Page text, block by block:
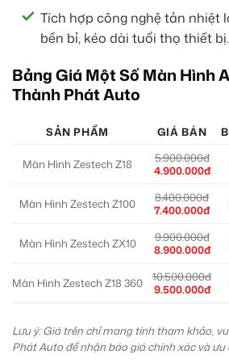
Tích hợp công nghệ tản nhiệt
bền bỉ, kéo dài tuổi thọ thiết bị.
Bảng Giá Một Số Màn Hình
Thành Phát Auto
SẢN PHẨM GIÁ BÁN
Màn Hình Zestech Z18
5.900.000đ
4.900.000đ
Màn Hình Zestech Z100
8.400.000đ
7.400.000đ
Màn Hình Zestech ZX10
9.900.000đ
8.900.000đ
Màn Hình Zestech Z18 360
10.500.000đ
9.500.000đ
Lưu ý: Giá trên chỉ mang tính tham khảo,
Phát Auto để nhận báo giá chính xác và ưu